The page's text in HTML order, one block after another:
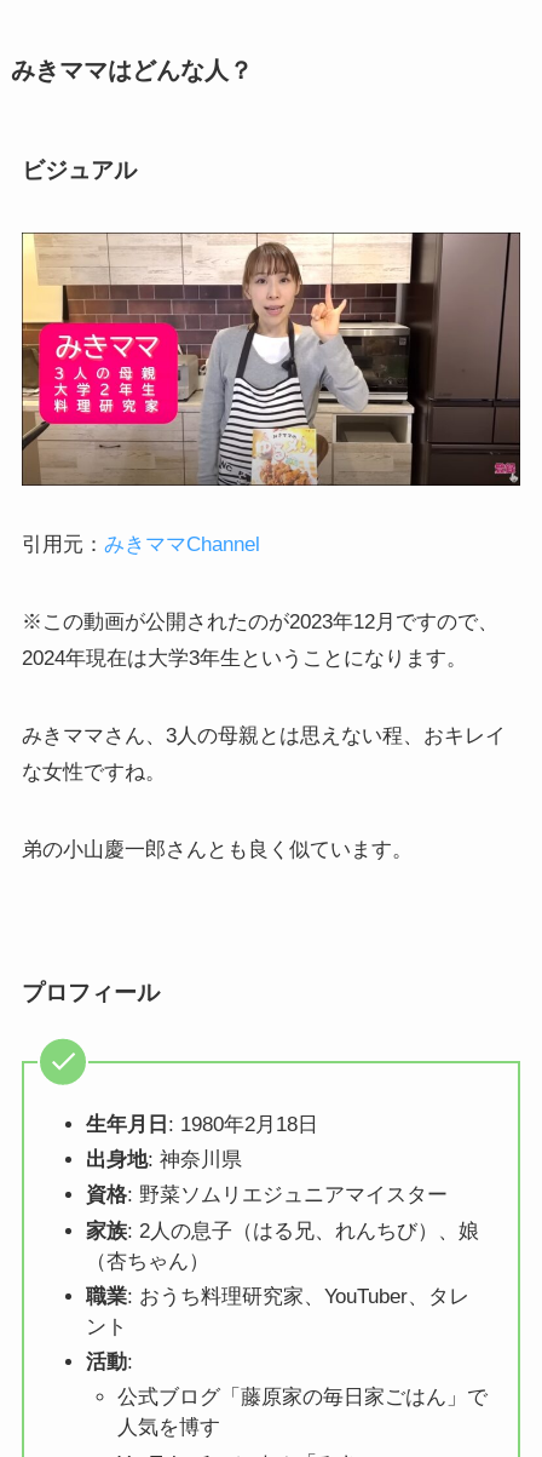
みきママはどんな人？
ビジュアル
引用元： みきママChannel
※この動画が公開されたのが2023年12月ですので、
2024年現在は大学3年生ということになります。
みきママさん、3人の母親とは思えない程、おキレイ
な女性ですね。
弟の小山慶一郎さんとも良く似ています。
プロフィール
生年月日 : 1980年2月18日
出身地: 神奈川県
資格: 野菜ソムリエジュニアマイスター
家族: 2人の息子（はる兄、れんちび）、娘
（杏ちゃん）
職業: おうち料理研究家、YouTuber、タレ
ント
活動:
公式ブログ「藤原家の毎日家ごはん」で
人気を博す